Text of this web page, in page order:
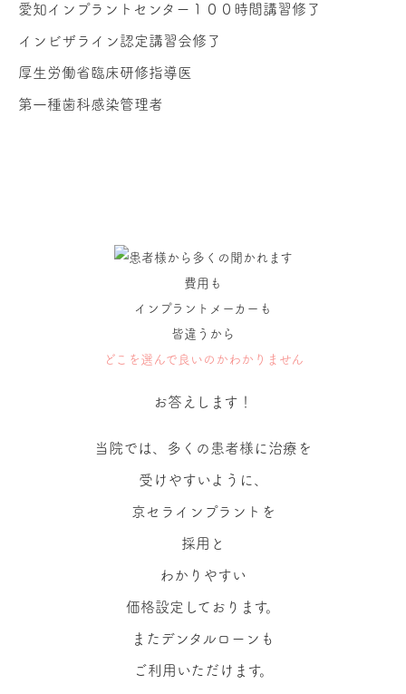
愛知インプラントセンター１００時間講習修了
インビザライン認定講習会修了
厚生労働省臨床研修指導医
第一種歯科感染管理者
費用も
インプラントメーカーも
皆違うから
どこを選んで良いのか わかりません
お答えします！
当院では、多くの患者様に治療を
受けやすいように、
京セラインプラントを
採用と
わかりやすい
価格設定しております。
またデンタルローンも
ご利用いただけます。